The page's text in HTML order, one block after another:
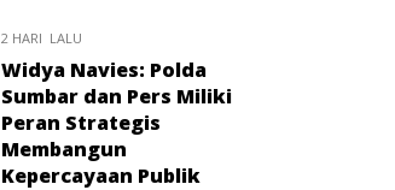
2 HARI LALU
Widya Navies: Polda
Sumbar dan Pers Miliki
Peran Strategis
Membangun
Kepercayaan Publik